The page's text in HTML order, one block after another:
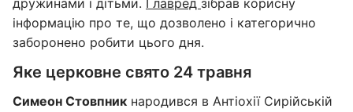
дружинами і дітьми. Главред зібрав корисну
інформацію про те, що дозволено і категорично
заборонено робити цього дня.
Яке церковне свято 24 травня
Симеон Стовпник народився в Антіохії Сирійській